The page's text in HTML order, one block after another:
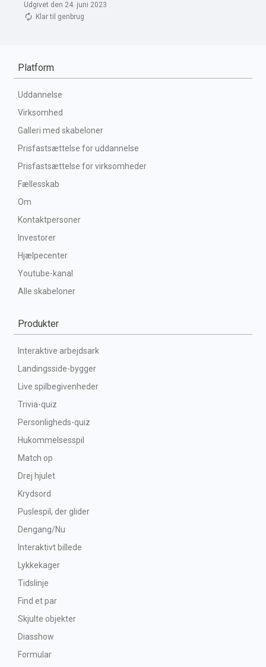
Udgivet den 24. juni 2023
Klar til genbrug
Platform
Uddannelse
Virksomhed
Galleri med skabeloner
Prisfastsættelse for uddannelse
Prisfastsættelse for virksomheder
Fællesskab
Om
Kontaktpersoner
Investorer
Hjælpecenter
Youtube-kanal
Alle skabeloner
Produkter
Interaktive arbejdsark
Landingsside-bygger
Live spilbegivenheder
Trivia-quiz
Personligheds-quiz
Hukommelsesspil
Match op
Drej hjulet
Krydsord
Puslespil, der glider
Dengang/Nu
Interaktivt billede
Lykkekager
Tidslinje
Find et par
Skjulte objekter
Diasshow
Formular